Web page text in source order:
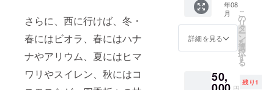
さらに、西に行けば、冬・
春にはビオラ、春にはハナ
ナやアリウム、夏にはヒマ
ワリやスイレン、秋にはコ
は、正
解者の
つけさ
せてい
レード
アップ
し、2枚
分追加
で計12
す！ な
をご利
用いた
だけま
す。そ
達集
まって
ペース
で3か月
間いつ
でも出
す。
※「備考
は、実
際に脱
出ゲー
ムの部
屋を作
りたい
ている
方も多
年08
月
詳細を見る
こ
の
リ
タ
ー
ン
を
選
択
す
る
50, 残り1